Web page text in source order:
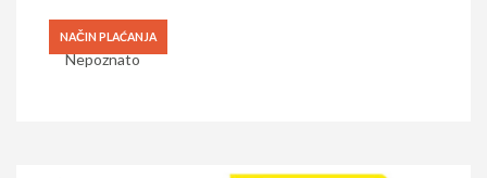
NAČIN PLAĆANJA
Nepoznato